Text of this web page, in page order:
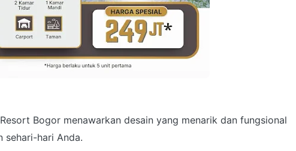
Bogor menawarkan desain yang menarik dan fungsional
sehari-hari Anda.